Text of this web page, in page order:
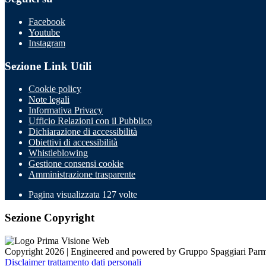
Facebook
Youtube
Instagram
Sezione Link Utili
Cookie policy
Note legali
Informativa Privacy
Ufficio Relazioni con il Pubblico
Dichiarazione di accessibilità
Obiettivi di accessibilità
Whistleblowing
Gestione consensi cookie
Amministrazione trasparente
Pagina visualizzata 127 volte
Sezione Copyright
Copyright 2026 | Engineered and powered by Gruppo Spaggiari
Disclaimer trattamento dati personali